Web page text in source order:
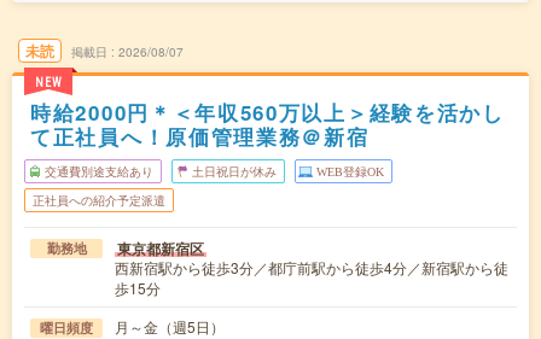
未読
NEW
掲載日 2026/08/07
時給2000円＊＜年収560万以上＞経験を活かし
て正社員へ！原価管理業務＠新宿
交通費別途支給あり 土日祝日が休み WEB登録OK
正社員への紹介予定派遣
勤務地 東京都新宿区
西新宿駅から徒歩3分／都庁前駅から徒歩4分／新宿駅から徒
歩15分
曜日頻度 月～金（週5日）